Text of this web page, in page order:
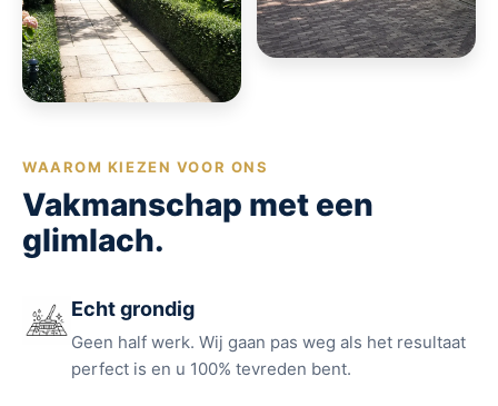
WAAROM KIEZEN VOOR ONS
Vakmanschap met een
glimlach.
Echt grondig
Geen half werk. Wij gaan pas weg als het resultaat
perfect is en u 100% tevreden bent.